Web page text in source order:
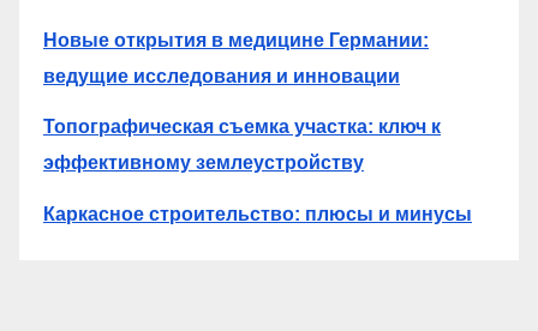
Новые открытия в медицине Германии:
ведущие исследования и инновации
Топографическая съемка участка: ключ к
эффективному землеустройству
Каркасное строительство: плюсы и минусы